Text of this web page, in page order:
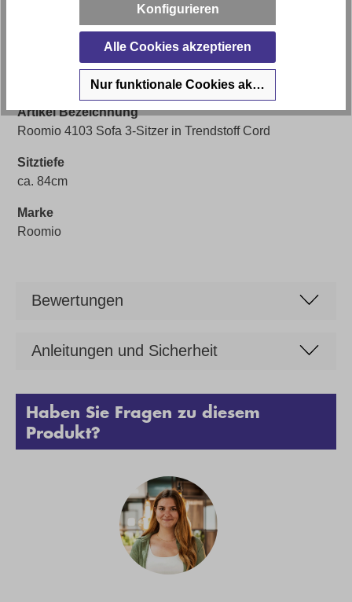
Hochwertiger PUR-Schaum
Stilrichtung
Artikel Bezeichnung
Roomio 4103 Sofa 3-Sitzer in Trendstoff Cord
Sitztiefe
ca. 84cm
Marke
Roomio
Bewertungen
Anleitungen und Sicherheit
Haben Sie Fragen zu diesem
Produkt?
Konfigurieren
Alle Cookies akzeptieren
Nur funktionale Cookies akzeptieren